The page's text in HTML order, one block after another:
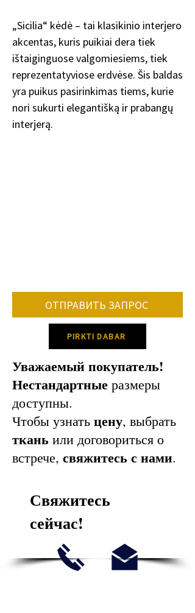
„Sicilia“ kėdė – tai klasikinio interjero
akcentas, kuris puikiai dera tiek
ištaiginguose valgomiesiems, tiek
reprezentatyviose erdvėse. Šis baldas
yra puikus pasirinkimas tiems, kurie
nori sukurti elegantišką ir prabangų
interjerą.
ОТПРАВИТЬ ЗАПРОС
PIRKTI DABAR
Уважаемый покупатель!
Нестандартные размеры
доступны.
Чтобы узнать цену, выбрать
ткань или договориться о
встрече, свяжитесь с нами.
Свяжитесь
сейчас!